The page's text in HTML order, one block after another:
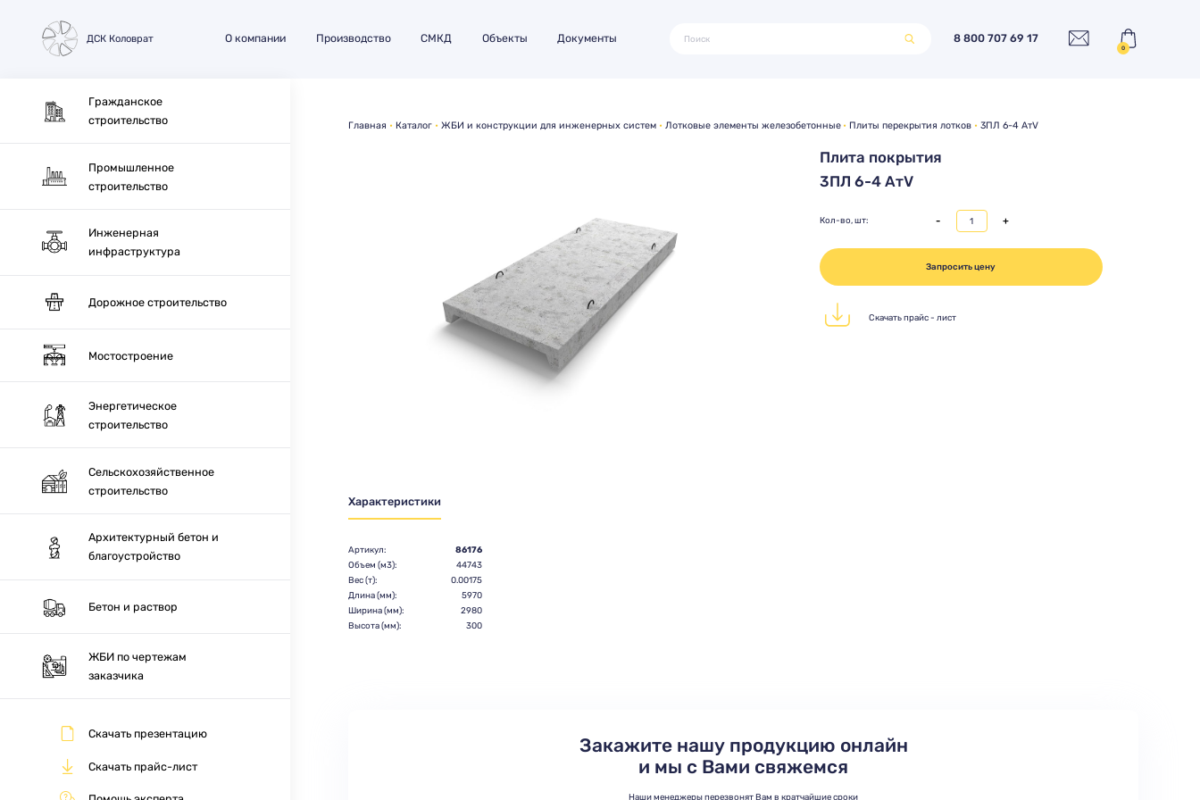
ДСК Коловрат О компании Производство СМКД Объекты Документы 8 800 707 69 17
0
Гражданское
строительство
Промышленное
строительство
Инженерная
инфраструктура
Дорожное строительство
Мостостроение
Энергетическое
строительство
Сельскохозяйственное
строительство
Архитектурный бетон и
благоустройство
Бетон и раствор
ЖБИ по чертежам
заказчика
Скачать презентацию
Скачать прайс-лист
Главная Каталог ЖБИ и конструкции для инженерных систем Лотковые элементы железобетонные Плиты перекрытия лотков 3ПЛ 6-4 АтV
Плита покрытия
3ПЛ 6-4 АтV
Кол-во, шт: - +
Запросить цену
Скачать прайс - лист
Характеристики
Артикул:
86176
Объем (м3):
44743
Вес (т):
0.00175
Длина (мм):
5970
Ширина (мм):
2980
Высота (мм):
300
Закажите нашу продукцию онлайн
и мы с Вами свяжемся
Наши менеджеры перезвонят Вам в кратчайшие сроки